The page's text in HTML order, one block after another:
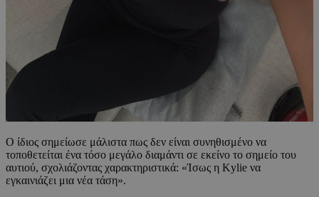
Ο ίδιος σημείωσε μάλιστα πως δεν είναι συνηθισμένο να
τοποθετείται ένα τόσο μεγάλο διαμάντι σε εκείνο το σημείο του
αυτιού, σχολιάζοντας χαρακτηριστικά: «Ίσως η Kylie να
εγκαινιάζει μια νέα τάση».